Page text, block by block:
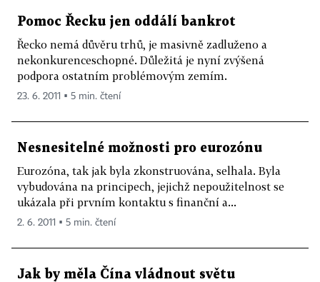
Pomoc Řecku jen oddálí bankrot
Řecko nemá důvěru trhů, je masivně zadluženo a
nekonkurenceschopné. Důležitá je nyní zvýšená
podpora ostatním problémovým zemím.
23. 6. 2011 ▪ 5 min. čtení
Nesnesitelné možnosti pro eurozónu
Eurozóna, tak jak byla zkonstruována, selhala. Byla
vybudována na principech, jejichž nepoužitelnost se
ukázala při prvním kontaktu s finanční a...
2. 6. 2011 ▪ 5 min. čtení
Jak by měla Čína vládnout světu